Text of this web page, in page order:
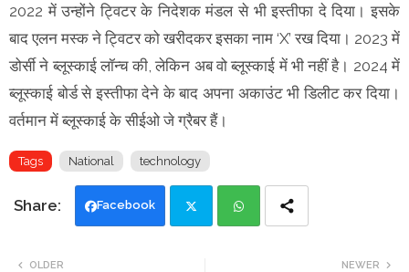
2022 में उन्होंने ट्विटर के निदेशक मंडल से भी इस्तीफा दे दिया। इसके
बाद एलन मस्क ने ट्विटर को खरीदकर इसका नाम ‘X’ रख दिया। 2023 में
डोर्सी ने ब्लूस्काई लॉन्च की, लेकिन अब वो ब्लूस्काई में भी नहीं है। 2024 में
ब्लूस्काई बोर्ड से इस्तीफा देने के बाद अपना अकाउंट भी डिलीट कर दिया।
वर्तमान में ब्लूस्काई के सीईओ जे ग्रैबर हैं।
Tags National technology
Facebook
NEWER
OLDER